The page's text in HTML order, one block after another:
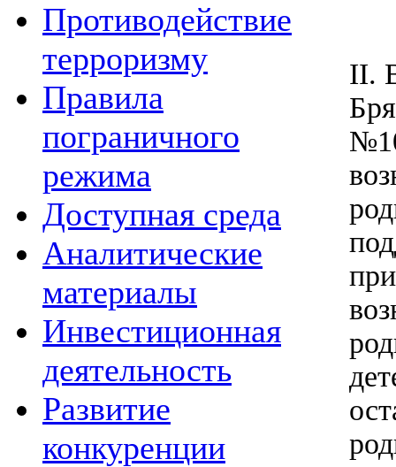
Противодействие
терроризму
Правила
пограничного
режима
Доступная среда
Аналитические
материалы
Инвестиционная
деятельность
Развитие
конкуренции
II.